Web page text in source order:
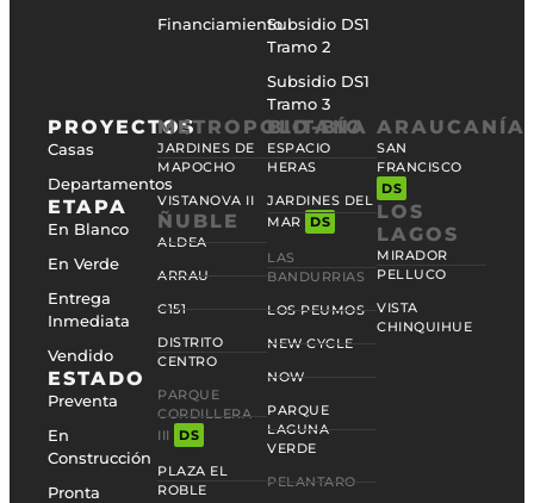
FinanciamientoSubsidio DS1
Tramo 2
Subsidio DS1
Tramo 3
PROYECTOS
Casas
Departamentos
ETAPA
En Blanco
En Verde
Entrega
Inmediata
Vendido
ESTADO
Preventa
En
Construcción
Pronta
METROPOLITANA
JARDINES DE
MAPOCHO
VISTANOVA II
ÑUBLE
ALDEA
ARRAU
C151
DISTRITO
CENTRO
PARQUE
CORDILLERA
III
DS
PLAZA EL
ROBLE
BIO-BÍO
ESPACIO
HERAS
JARDINES DEL
MAR
DS
LAS
BANDURRIAS
LOS PEUMOS
NEW CYCLE
NOW
PARQUE
LAGUNA
VERDE
PELANTARO
ARAUCANÍA
SAN
FRANCISCO
DS
LOS
LAGOS
MIRADOR
PELLUCO
VISTA
CHINQUIHUE